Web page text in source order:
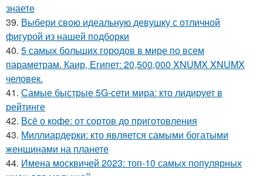
знаете
39. Выбери свою идеальную девушку с отличной
фигурой из нашей подборки
40. 5 самых больших городов в мире по всем
параметрам. Каир, Египет: 20,500,000 XNUMX XNUMX
человек.
41. Самые быстрые 5G-сети мира: кто лидирует в
рейтинге
42. Всё о кофе: от сортов до приготовления
43. Миллиардерки: кто является самыми богатыми
женщинами на планете
44. Имена москвичей 2023: топ-10 самых популярных